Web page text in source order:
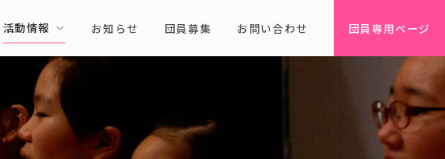
活動情報 お知らせ 団員募集 お問い合わせ 団員専用ページ